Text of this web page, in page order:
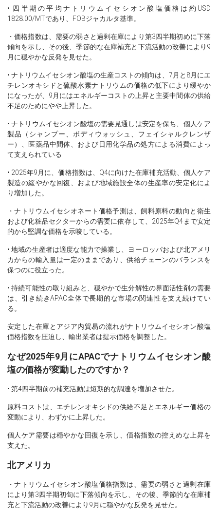
• 四半期の平均ナトリウムイセシオン酸塩価格は約USD
1828.00/MTであり、FOBジャカルタ基準。
・価格指数は、需要の弱さと過剰在庫により第3四半期初めに下落
傾向を示し、その後、季節的な在庫補充と下流活動の改善により9
月に穏やかな反発を見せた。
• ナトリウムイセシオン酸塩の生産コストの傾向は、7月と8月にエ
チレンオキシドと硫酸水素ナトリウムの価格の低下により緩やか
になったが、9月にはエネルギーコストの上昇と主要中間体の供給
不足のためにやや上昇した。
• ナトリウムイセシオン酸塩の需要見通しは安定を保ち、個人ケア
製品（シャンプー、ボディウォッシュ、フェイシャルクレンザ
ー）、医薬品中間体、および日用化学品の処方による消費によっ
て支えられている
• 2025年9月に、価格指数は、Q4に向けた在庫補充活動、個人ケア
製造の緩やかな回復、および地域施設全体の生産率の安定化によ
り増加した。
・ナトリウムイセシオネート価格予測は、飼料原料の動向と衛生
および化粧品セクターからの需要に依存して、2025年Q4まで安定
的から堅調な価格を示唆している。
• 地域の生産者は適度な能力で操業し、ヨーロッパおよび北アメリ
カからの輸入量は一定のままであり、供給チェーンのバランスを
保つのに役立った。
• 持続可能性の取り組みと、穏やかで生分解性の界面活性剤の需要
は、引き続きAPAC全体で長期的な市場の関連性を支え続けてい
る。
安定した在庫とアジア内貿易の流れがナトリウムイセシオン酸塩
価格指数を圧迫し、輸出業者は提示価格を調整した。
なぜ2025年9月にAPACでナトリウムイセシオン酸
塩の価格が変動したのですか？
• 第4四半期前の補充活動は短期的な調達を増加させた。
原料コストは、エチレンオキシドの供給不足とエネルギー価格の
変動により、わずかに上昇した。
個人ケア需要は穏やかな回復を示し、価格指数の控えめな上昇を
支えた。
北アメリカ
・ナトリウムイセシオン酸塩価格指数は、需要の弱さと過剰在庫
により第3四半期初旬に下落傾向を示し、その後、季節的な在庫補
充と下流活動の改善により9月に穏やかな反発を見せた。